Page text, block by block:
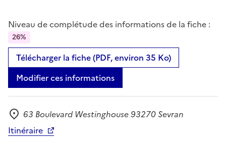
Niveau de complétude des informations de la fiche :
26%
Télécharger la fiche (PDF, environ 35 Ko)
Modifier ces informations
Adresse
63 Boulevard Westinghouse 93270 Sevran
Itinéraire